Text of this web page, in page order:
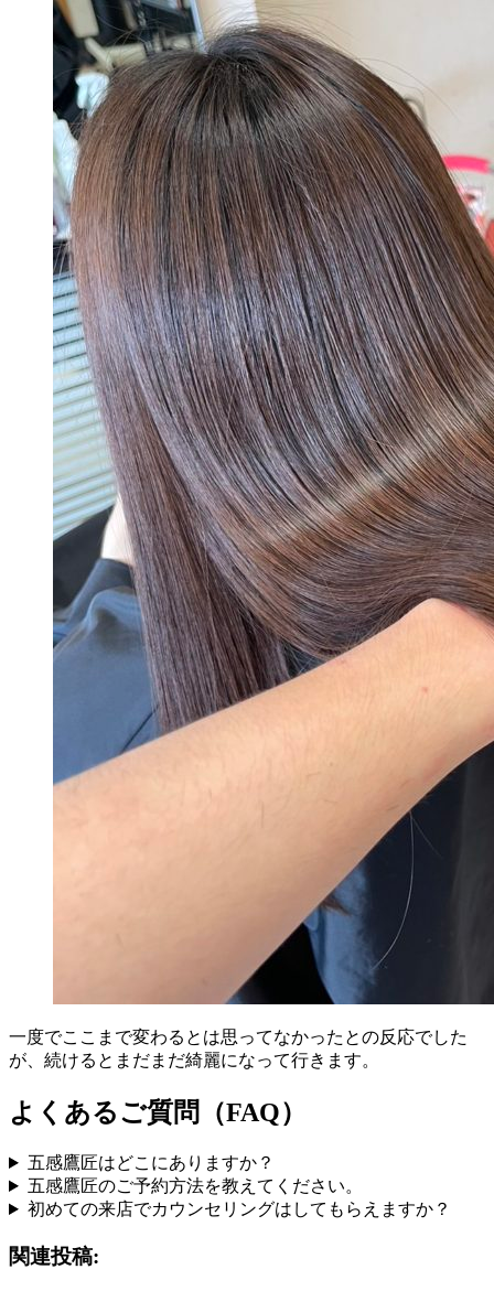
一度でここまで変わるとは思ってなかったとの反応でした
が、続けるとまだまだ綺麗になって行きます。
よくあるご質問（FAQ）
五感鷹匠はどこにありますか？
五感鷹匠のご予約方法を教えてください。
初めての来店でカウンセリングはしてもらえますか？
関連投稿: